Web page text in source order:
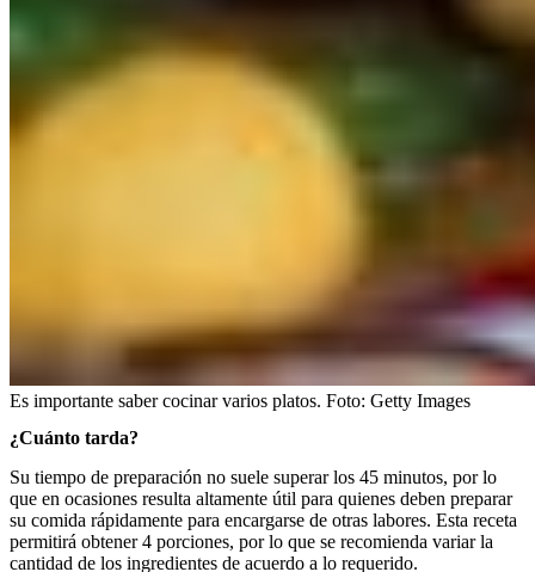
Es importante saber cocinar varios platos. Foto: Getty Images
¿Cuánto tarda?
Su tiempo de preparación no suele superar los 45 minutos, por lo
que en ocasiones resulta altamente útil para quienes deben preparar
su comida rápidamente para encargarse de otras labores. Esta receta
permitirá obtener 4 porciones, por lo que se recomienda variar la
cantidad de los ingredientes de acuerdo a lo requerido.